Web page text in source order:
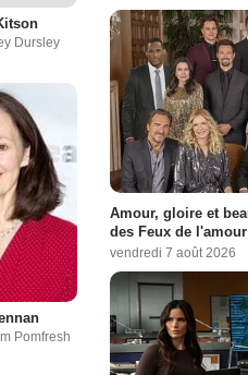
Dursley
Pomfresh
Amour, gloire et
des Feux de
vendredi 7 août 2026